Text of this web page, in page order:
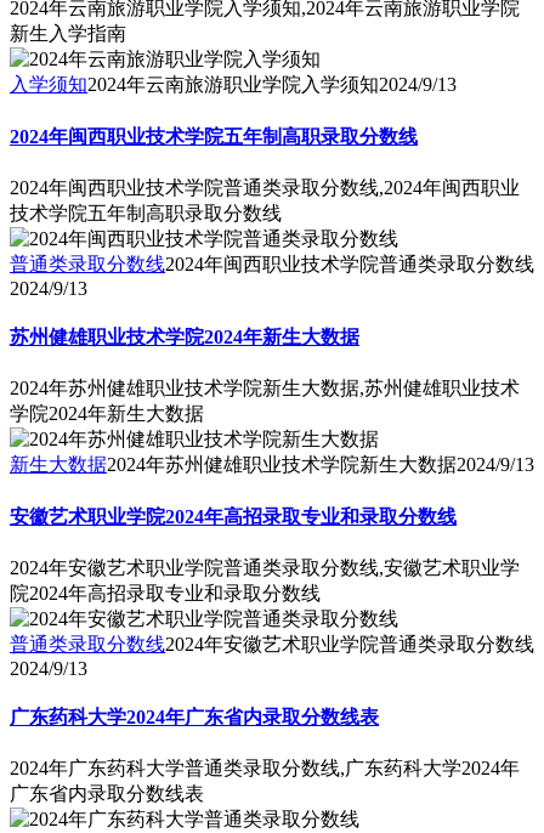
2024年云南旅游职业学院入学须知,2024年云南旅游职业学院
新生入学指南
入学须知2024年云南旅游职业学院入学须知2024/9/13
2024年闽西职业技术学院五年制高职录取分数线
2024年闽西职业技术学院普通类录取分数线,2024年闽西职业
技术学院五年制高职录取分数线
普通类录取分数线2024年闽西职业技术学院普通类录取分数线
2024/9/13
苏州健雄职业技术学院2024年新生大数据
2024年苏州健雄职业技术学院新生大数据,苏州健雄职业技术
学院2024年新生大数据
新生大数据2024年苏州健雄职业技术学院新生大数据2024/9/13
安徽艺术职业学院2024年高招录取专业和录取分数线
2024年安徽艺术职业学院普通类录取分数线,安徽艺术职业学
院2024年高招录取专业和录取分数线
普通类录取分数线2024年安徽艺术职业学院普通类录取分数线
2024/9/13
广东药科大学2024年广东省内录取分数线表
2024年广东药科大学普通类录取分数线,广东药科大学2024年
广东省内录取分数线表